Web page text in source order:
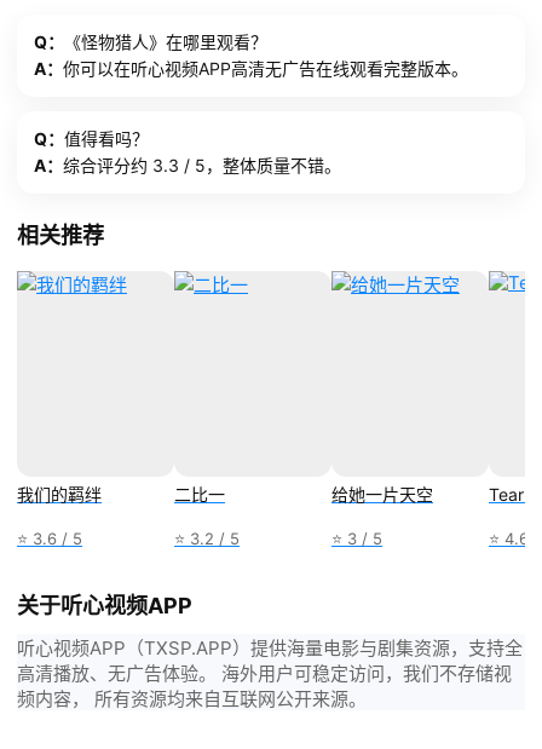
Q：
《怪物猎人》在哪里观看？
A： 你可以在听心视频APP高清无广告在线观看完整版本。
Q： 值得看吗？
A： 综合评分约 3.3 / 5，整体质量不错。
相关推荐
我们的羁绊
⭐ 3.6 / 5
二比一
⭐ 3.2 / 5
给她一片天空
⭐ 3 / 5
Tear
⭐ 4.6
关于听心视频APP
听心视频APP（TXSP.APP）提供海量电影与剧集资源，支持全
高清播放、无广告体验。 海外用户可稳定访问，我们不存储视
频内容， 所有资源均来自互联网公开来源。